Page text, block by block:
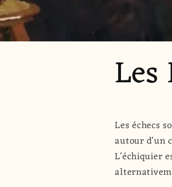
Les
Les échecs
autour d'un
L'échiquier